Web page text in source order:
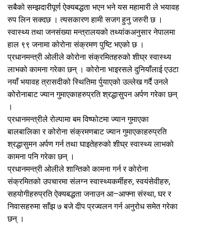
सबैको सम्झदारीपूर्ण ऐक्यबद्धता भएन भने यस महामारी ले भयावह
रुप लिन सक्दछ । त्यसकारण हामी सजग हुनु जरुरी छ ।
स्वास्थ्य तथा जनसंख्या मन्त्रालयको तथ्यांकअनुसार नेपालमा
हाल ९९ जनामा कोरोना संक्रमण पुष्टि भएको छ ।
प्रधानमन्त्री ओलीले कोरोना संक्रमितहरुको शीघ्र स्वास्थ्य
लाभको कामना गरेका छन् । कोरोना भाइरसले दुनियाँलाई एउटा
नयाँ भयावह त्रासदीको स्थितिमा र्पुयाएको उल्लेख गर्दै उनले
कोरोनाबाट ज्यान गुमाएकाहरुप्रति श्रद्धासुपन अर्पण गरेका छन्
।
प्रधानमन्त्रीले रोल्पामा बम विष्फोटमा ज्यान गुमाएका
बालबालिका र कोरोना संक्रमणबाट ज्यान गुमाएकाहरुप्रति
श्रद्धासुमन अर्पण गर्न तथा घाइतेहरुको शीघ्र स्वास्थ्य लाभको
कामना पनि गरेका छन् ।
प्रधानमन्त्री ओलीले शान्तिको कामना गर्न र कोरोना
संक्रमितको उपचारमा संलग्न स्वास्थ्यकर्मीहरु, स्वयंसेवीहरु,
सहयोगीहरुप्रति ऐक्यबद्धता जनाउन आ–आफ्ना संस्था, घर र
निवासहरुमा साँझ ७ बजे दीप प्रज्वलन गर्न अनुरोध समेत गरेका
छन् ।